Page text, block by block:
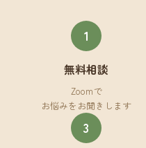
1
無料相談
Zoomで
お悩みをお聞きします
3